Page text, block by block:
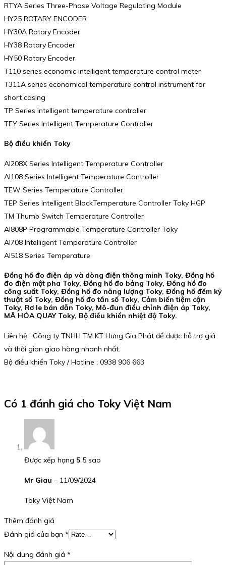
RTYA Series Three-Phase Voltage Regulating Module
HY25 ROTARY ENCODER
HY30A Rotary Encoder
HY38 Rotary Encoder
HY50 Rotary Encoder
T110 series economic intelligent temperature control meter
T311A series economical temperature control instrument for
short casing
TP Series intelligent temperature controller
TEY Series Intelligent Temperature Controller
Bộ điều khiển Toky
AI208X Series Intelligent Temperature Controller
AI108 Series Intelligent Temperature Controller
TEW Series Temperature Controller
TEP Series Intelligent BlockTemperature Controller Toky HGP
TM Thumb Switch Temperature Controller
AI808P Programmable Temperature Controller Toky
AI708 Intelligent Temperature Controller
AI518 Series Temperature
Đồng hồ đo điện áp và dòng điện thông minh Toky, Đồng hồ
đo điện một pha Toky, Đồng hồ đo bảng Toky, Đồng hồ đo
công suất Toky, Đồng hồ đo năng lượng Toky, Đồng hồ đếm kỹ
thuật số Toky, Đồng hồ đo tần số Toky, Cảm biến tiệm cận
Toky, Rơ le bán dẫn Toky, Mô-đun điều chỉnh điện áp Toky,
MÃ HÓA QUAY Toky, Bộ điều khiển nhiệt độ Toky.
Liên hệ : Công ty TNHH TM KT Hưng Gia Phát để được hỗ trợ giá
và thời gian giao hàng nhanh nhất.
Bộ điều khiển Toky / Hotline : 0938 906 663
Có 1 đánh giá cho Toky Việt Nam
Được xếp hạng 5 5 sao
Mr Giau – 11/09/2024
Toky Việt Nam
Thêm đánh giá
Đánh giá của bạn *
Nội dung đánh giá *